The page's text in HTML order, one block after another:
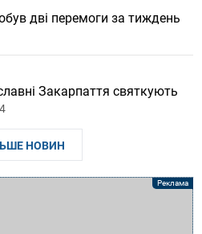
дві перемоги за тиждень
Закарпаття святкують
4
НОВИН